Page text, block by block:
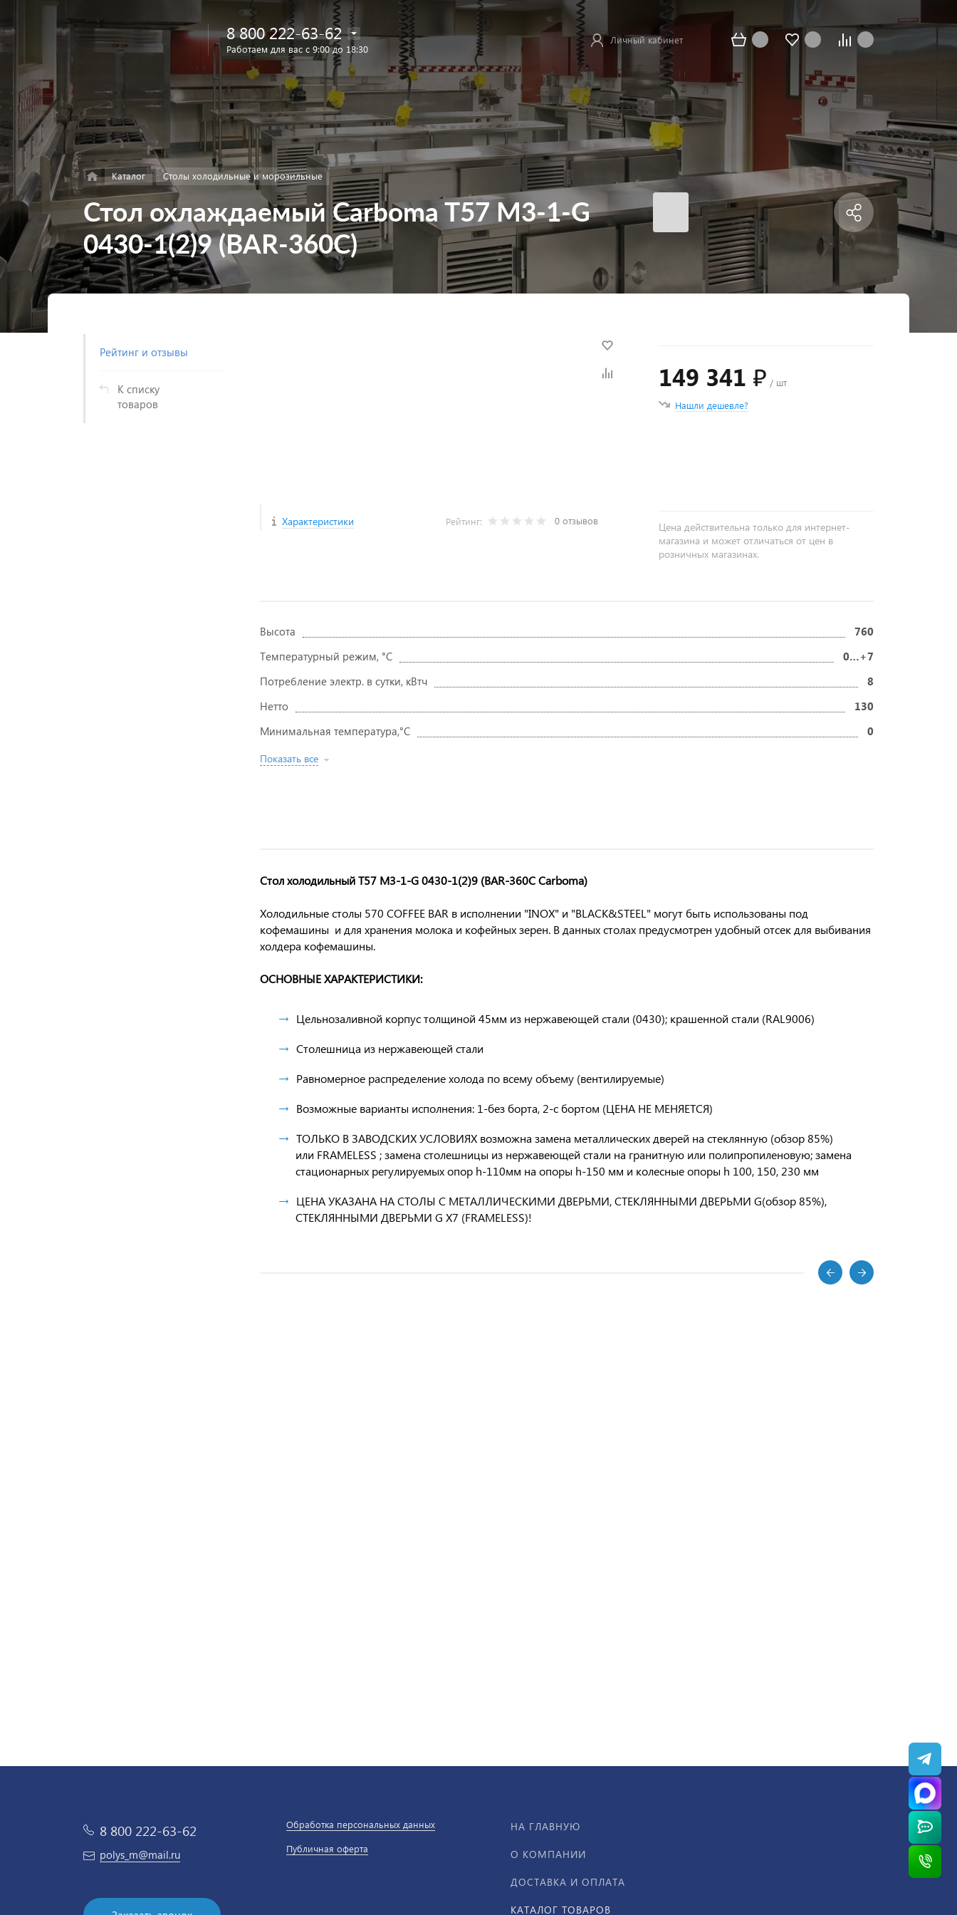
8 800 222-63-62
Работаем для вас с 9:00 до 18:30
Личный кабинет
Каталог Столы холодильные и морозильные
Стол охлаждаемый Сarboma T57 M3-1-G
0430-1(2)9 (BAR-360С)
Рейтинг и отзывы
К списку
товаров
Характеристики Рейтинг: 0 отзывов
149 341 ₽ / шт
Нашли дешевле?
Цена действительна только для интернет-
магазина и может отличаться от цен в
розничных магазинах.
Высота
760
Температурный режим, °C
0…+7
Потребление электр. в сутки, кВтч
8
Нетто
130
Минимальная температура,°C
0
Показать все
Стол холодильный T57 M3-1-G 0430-1(2)9 (BAR-360С Сarboma)
Холодильные столы 570 COFFEE BAR в исполнении "INOX" и "BLACK&STEEL" могут быть использованы под
кофемашины и для хранения молока и кофейных зерен. В данных столах предусмотрен удобный отсек для выбивания
холдера кофемашины.
ОСНОВНЫЕ ХАРАКТЕРИСТИКИ:
Цельнозаливной корпус толщиной 45мм из нержавеющей стали (0430); крашенной стали (RAL9006)
Столешница из нержавеющей стали
Равномерное распределение холода по всему объему (вентилируемые)
Возможные варианты исполнения: 1-без борта, 2-с бортом (ЦЕНА НЕ МЕНЯЕТСЯ)
ТОЛЬКО В ЗАВОДСКИХ УСЛОВИЯХ возможна замена металлических дверей на стеклянную (обзор 85%)
или FRAMELESS ; замена столешницы из нержавеющей стали на гранитную или полипропиленовую; замена
стационарных регулируемых опор h-110мм на опоры h-150 мм и колесные опоры h 100, 150, 230 мм
ЦЕНА УКАЗАНА НА СТОЛЫ С МЕТАЛЛИЧЕСКИМИ ДВЕРЬМИ, СТЕКЛЯННЫМИ ДВЕРЬМИ G(обзор 85%),
СТЕКЛЯННЫМИ ДВЕРЬМИ G X7 (FRAMELESS)!
8 800 222-63-62
polys_m@mail.ru
Обработка персональных данных
Публичная оферта
НА ГЛАВНУЮ
О КОМПАНИИ
ДОСТАВКА И ОПЛАТА
КАТАЛОГ ТОВАРОВ